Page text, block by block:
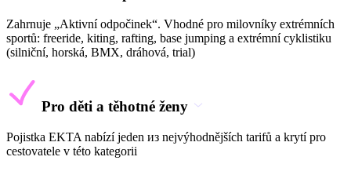
Zahrnuje „Aktivní odpočinek“. Vhodné pro milovníky extrémních
sportů: freeride, kiting, rafting, base jumping a extrémní cyklistiku
(silniční, horská, BMX, dráhová, trial)
Pro děti a těhotné ženy
Pojistka EKTA nabízí jeden из nejvýhodnějších tarifů a krytí pro
cestovatele v této kategorii